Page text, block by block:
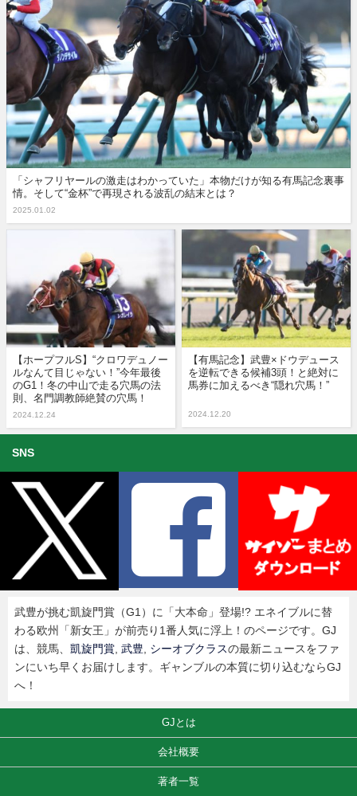
「シャフリヤールの激走はわかっていた」本物だけが知る有馬記念裏事
情。そして“金杯”で再現される波乱の結末とは？
2025.01.02
【ホープフルS】“クロワデュノー
ルなんて目じゃない！”今年最後
のG1！冬の中山で走る穴馬の法
則、名門調教師絶賛の穴馬！
2024.12.24
【有馬記念】武豊×ドウデュース
を逆転できる候補3頭！と絶対に
馬券に加えるべき“隠れ穴馬！”
2024.12.20
SNS
武豊が挑む凱旋門賞（G1）に「大本命」登場!? エネイブルに替
わる欧州「新女王」が前売り1番人気に浮上！のページです。GJ
は、競馬、 凱旋門賞, 武豊, シーオブクラスの最新ニュースをファ
ンにいち早くお届けします。ギャンブルの本質に切り込むならGJ
へ！
GJとは
会社概要
著者一覧